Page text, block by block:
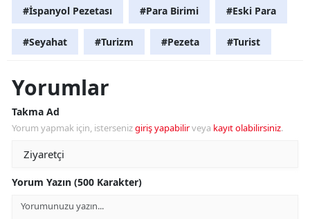
#İspanyol Pezetası #Para Birimi #Eski Para
#Seyahat #Turizm #Pezeta #Turist
Yorumlar
Takma Ad
Yorum yapmak için, istersenizgiriş yapabilirveya kayıt olabilirsiniz.
Yorum Yazın (500 Karakter)